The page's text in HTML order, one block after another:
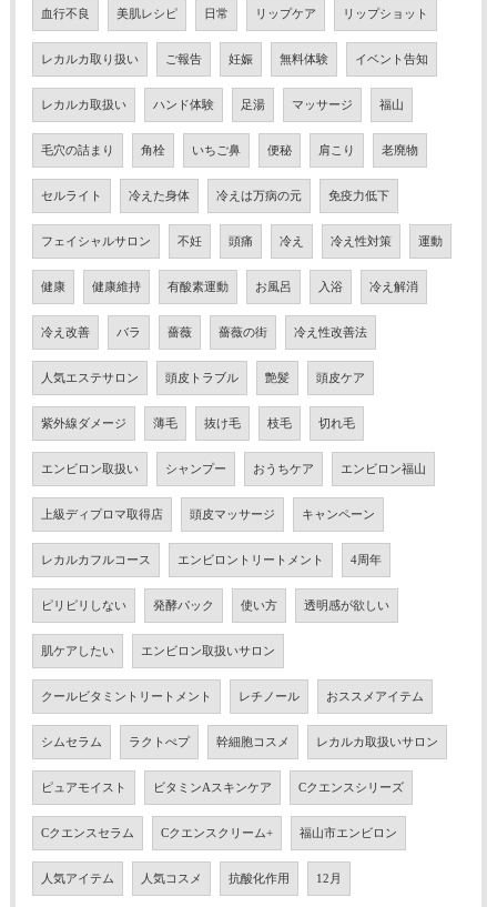
血行不良 美肌レシピ 日常 リップケア リップショット
レカルカ取り扱い ご報告 妊娠 無料体験 イベント告知
レカルカ取扱い ハンド体験 足湯 マッサージ 福山
毛穴の詰まり 角栓 いちご鼻 便秘 肩こり 老廃物
セルライト 冷えた身体 冷えは万病の元 免疫力低下
フェイシャルサロン 不妊 頭痛 冷え 冷え性対策 運動
健康 健康維持 有酸素運動 お風呂 入浴 冷え解消
冷え改善 バラ 薔薇 薔薇の街 冷え性改善法
人気エステサロン 頭皮トラブル 艶髪 頭皮ケア
紫外線ダメージ 薄毛 抜け毛 枝毛 切れ毛
エンビロン取扱い シャンプー おうちケア エンビロン福山
上級ディプロマ取得店 頭皮マッサージ キャンペーン
レカルカフルコース エンビロントリートメント 4周年
ピリピリしない 発酵パック 使い方 透明感が欲しい
肌ケアしたい エンビロン取扱いサロン
クールビタミントリートメント レチノール おススメアイテム
シムセラム ラクトぺプ 幹細胞コスメ レカルカ取扱いサロン
ピュアモイスト ビタミンAスキンケア Cクエンスシリーズ
Cクエンスセラム Cクエンスクリーム+ 福山市エンビロン
人気アイテム 人気コスメ 抗酸化作用 12月